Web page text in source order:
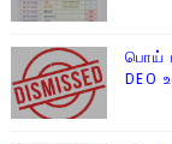
பொய்
DEO